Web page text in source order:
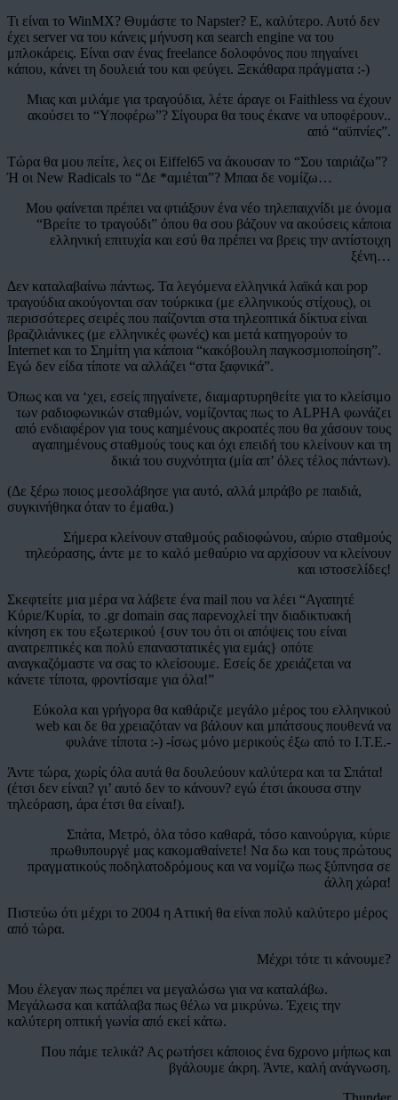
Τι είναι το WinMX? Θυμάστε το Napster? Ε, καλύτερο. Αυτό δεν
έχει server να του κάνεις μήνυση και search engine να του
μπλοκάρεις. Είναι σαν ένας freelance δολοφόνος που πηγαίνει
κάπου, κάνει τη δουλειά του και φεύγει. Ξεκάθαρα πράγματα :-)
Μιας και μιλάμε για τραγούδια, λέτε άραγε οι Faithless να έχουν
ακούσει το “Υποφέρω”? Σίγουρα θα τους έκανε να υποφέρουν..
από “αϋπνίες”.
Τώρα θα μου πείτε, λες οι Eiffel65 να άκουσαν το “Σου ταιριάζω”?
Ή οι New Radicals το “Δε *αμιέται”? Μπαα δε νομίζω…
Μου φαίνεται πρέπει να φτιάξουν ένα νέο τηλεπαιχνίδι με όνομα
“Βρείτε το τραγούδι” όπου θα σου βάζουν να ακούσεις κάποια
ελληνική επιτυχία και εσύ θα πρέπει να βρεις την αντίστοιχη
ξένη…
Δεν καταλαβαίνω πάντως. Τα λεγόμενα ελληνικά λαϊκά και pop
τραγούδια ακούγονται σαν τούρκικα (με ελληνικούς στίχους), οι
περισσότερες σειρές που παίζονται στα τηλεοπτικά δίκτυα είναι
βραζιλιάνικες (με ελληνικές φωνές) και μετά κατηγορούν το
Internet και το Σημίτη για κάποια “κακόβουλη παγκοσμιοποίηση”.
Εγώ δεν είδα τίποτε να αλλάζει “στα ξαφνικά”.
Όπως και να ‘χει, εσείς πηγαίνετε, διαμαρτυρηθείτε για το κλείσιμο
των ραδιοφωνικών σταθμών, νομίζοντας πως το ALPHA φωνάζει
από ενδιαφέρον για τους καημένους ακροατές που θα χάσουν τους
αγαπημένους σταθμούς τους και όχι επειδή του κλείνουν και τη
δικιά του συχνότητα (μία απ’ όλες τέλος πάντων).
(Δε ξέρω ποιος μεσολάβησε για αυτό, αλλά μπράβο ρε παιδιά,
συγκινήθηκα όταν το έμαθα.)
Σήμερα κλείνουν σταθμούς ραδιοφώνου, αύριο σταθμούς
τηλεόρασης, άντε με το καλό μεθαύριο να αρχίσουν να κλείνουν
και ιστοσελίδες!
Σκεφτείτε μια μέρα να λάβετε ένα mail που να λέει “Αγαπητέ
Κύριε/Κυρία, το .gr domain σας παρενοχλεί την διαδικτυακή
κίνηση εκ του εξωτερικού {συν του ότι οι απόψεις του είναι
ανατρεπτικές και πολύ επαναστατικές για εμάς} οπότε
αναγκαζόμαστε να σας το κλείσουμε. Εσείς δε χρειάζεται να
κάνετε τίποτα, φροντίσαμε για όλα!”
Εύκολα και γρήγορα θα καθάριζε μεγάλο μέρος του ελληνικού
web και δε θα χρειαζόταν να βάλουν και μπάτσους πουθενά να
φυλάνε τίποτα :-) -ίσως μόνο μερικούς έξω από το Ι.Τ.Ε.-
Άντε τώρα, χωρίς όλα αυτά θα δουλεύουν καλύτερα και τα Σπάτα!
(έτσι δεν είναι? γι’ αυτό δεν το κάνουν? εγώ έτσι άκουσα στην
τηλεόραση, άρα έτσι θα είναι!).
Σπάτα, Μετρό, όλα τόσο καθαρά, τόσο καινούργια, κύριε
πρωθυπουργέ μας κακομαθαίνετε! Να δω και τους πρώτους
πραγματικούς ποδηλατοδρόμους και να νομίζω πως ξύπνησα σε
άλλη χώρα!
Πιστεύω ότι μέχρι το 2004 η Αττική θα είναι πολύ καλύτερο μέρος
από τώρα.
Μέχρι τότε τι κάνουμε?
Μου έλεγαν πως πρέπει να μεγαλώσω για να καταλάβω.
Μεγάλωσα και κατάλαβα πως θέλω να μικρύνω. Έχεις την
καλύτερη οπτική γωνία από εκεί κάτω.
Που πάμε τελικά? Ας ρωτήσει κάποιος ένα 6χρονο μήπως και
βγάλουμε άκρη. Άντε, καλή ανάγνωση.